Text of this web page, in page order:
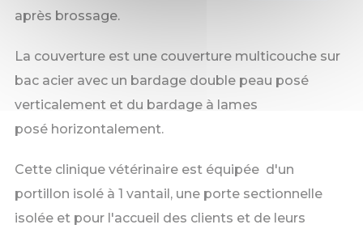
après brossage.
La couverture est une couverture multicouche sur
bac acier avec un bardage double peau posé
verticalement et du bardage à lames
posé horizontalement.
Cette clinique vétérinaire est équipée d'un
portillon isolé à 1 vantail, une porte sectionnelle
isolée et pour l'accueil des clients et de leurs